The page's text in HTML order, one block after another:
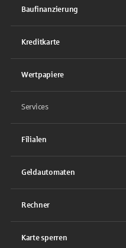
Baufinanzierung
Kreditkarte
Wertpapiere
Services
Filialen
Geldautomaten
Rechner
Karte sperren